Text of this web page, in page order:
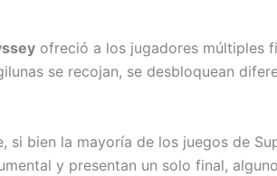
ofreció a los jugadores múltiples
se recojan, se desbloquean
si bien la mayoría de los juegos de
y presentan un solo final,